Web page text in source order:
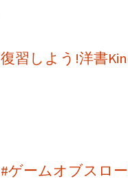
復習しよう!洋書
#ゲームオブスロ